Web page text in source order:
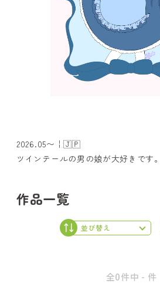
2026.05〜￤🇯🇵
ツインテールの男の娘が大好きです。
作品一覧
全0件中 - 件